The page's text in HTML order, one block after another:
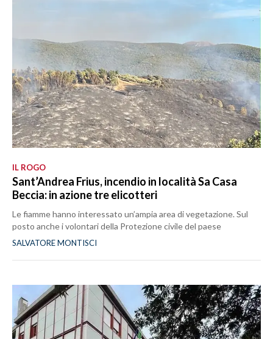
IL ROGO
Sant’Andrea Frius, incendio in località Sa Casa
Beccia: in azione tre elicotteri
Le fiamme hanno interessato un’ampia area di vegetazione. Sul
posto anche i volontari della Protezione civile del paese
SALVATORE MONTISCI